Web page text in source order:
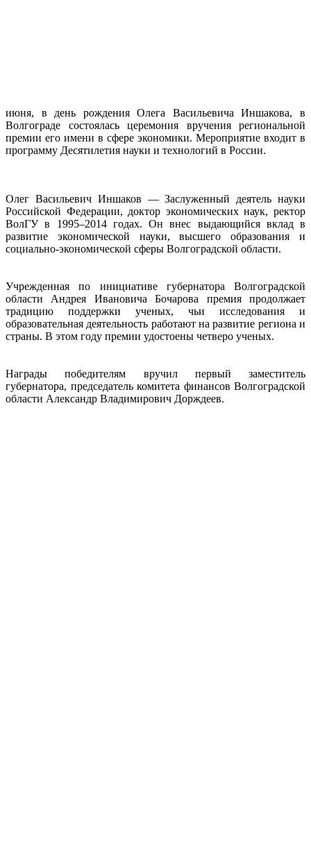
июня, в день рождения Олега Васильевича Иншакова, в
Волгограде состоялась церемония вручения региональной
премии его имени в сфере экономики. Мероприятие входит в
программу Десятилетия науки и технологий в России.
Олег Васильевич Иншаков — Заслуженный деятель науки
Российской Федерации, доктор экономических наук, ректор
ВолГУ в 1995–2014 годах. Он внес выдающийся вклад в
развитие экономической науки, высшего образования и
социально-экономической сферы Волгоградской области.
Учрежденная по инициативе губернатора Волгоградской
области Андрея Ивановича Бочарова премия продолжает
традицию поддержки ученых, чьи исследования и
образовательная деятельность работают на развитие региона и
страны. В этом году премии удостоены четверо ученых.
Награды победителям вручил первый заместитель
губернатора, председатель комитета финансов Волгоградской
области Александр Владимирович Дорждеев.